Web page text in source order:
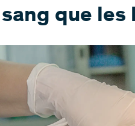
que les